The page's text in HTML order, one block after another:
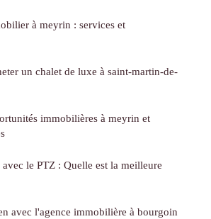
à meyrin : services et
un chalet de luxe à saint-martin-de-
immobilières à meyrin et
le PTZ : Quelle est la meilleure
avec l'agence immobilière à bourgoin